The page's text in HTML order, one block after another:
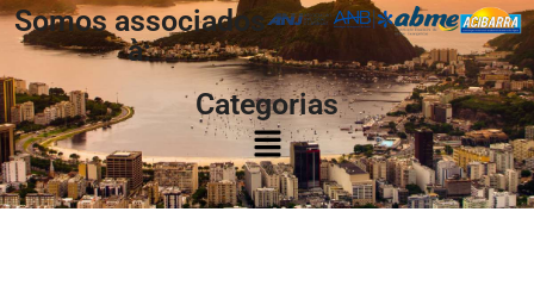
Somos associados
à:
Categorias